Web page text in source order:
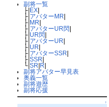
副将一覧
├| EX|
├| アバターMR
├| MR
├| アバターUR閃
├| UR閃
├| アバターUR
├| UR
├| アバターSSR
├| SSR
└| SR R
副将アバター早見表
奥義一覧
副将遊歴
副将応援
↑